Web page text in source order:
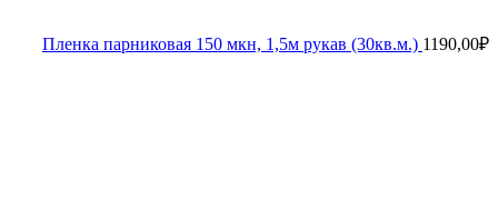
Пленка парниковая 150 мкн, 1,5м рукав (30кв.м.) 1190,00₽